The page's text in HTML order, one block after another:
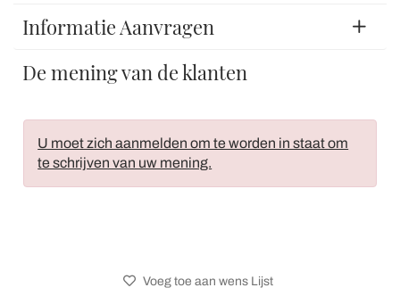
Informatie Aanvragen
De mening van de klanten
U moet zich aanmelden om te worden in staat om
te schrijven van uw mening.
Voeg toe aan wens Lijst